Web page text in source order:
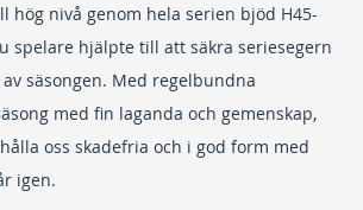
hög nivå genom hela serien bjöd H45-
spelare hjälpte till att säkra seriesegern
säsongen. Med regelbundna
med fin laganda och gemenskap,
oss skadefria och i god form med
igen.